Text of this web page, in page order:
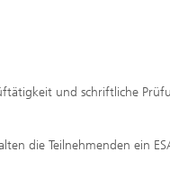
und schriftliche
die Teilnehmenden ein